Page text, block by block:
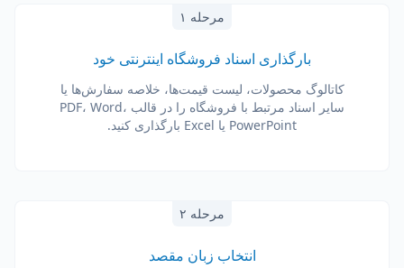
مرحله ۱
بارگذاری اسناد فروشگاه اینترنتی خود
کاتالوگ محصولات، لیست قیمت‌ها، خلاصه سفارش‌ها یا
سایر اسناد مرتبط با فروشگاه را در قالب PDF، Word،
PowerPoint یا Excel بارگذاری کنید.
مرحله ۲
انتخاب زبان مقصد